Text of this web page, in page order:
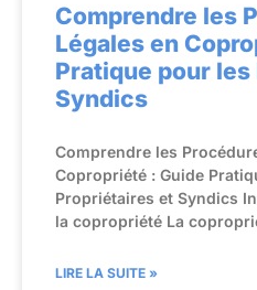
Comprendre les
Légales en
Pratique pour
Syndics
Comprendre les
Copropriété : Guide
Propriétaires et Syndics
la copropriété La
LIRE LA SUITE »